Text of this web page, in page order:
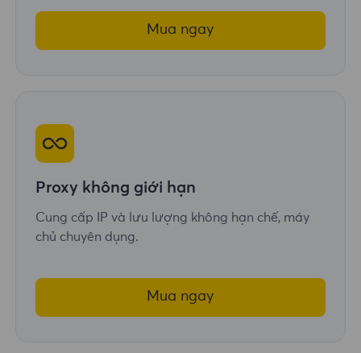
Mua ngay
Proxy không giới hạn
Cung cấp IP và lưu lượng không hạn chế, máy
chủ chuyên dụng.
Mua ngay